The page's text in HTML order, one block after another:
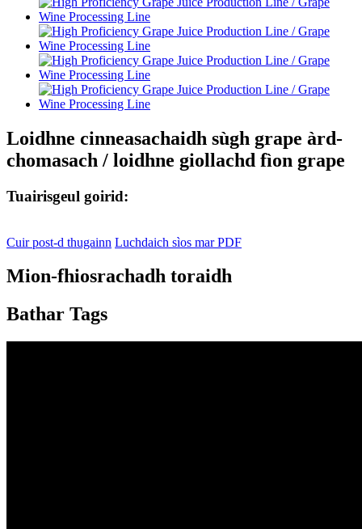
Loidhne cinneasachaidh sùgh grape àrd-
chomasach / loidhne giollachd fìon grape
Tuairisgeul goirid:
Cuir post-d thugainn Luchdaich sìos mar PDF
Mion-fhiosrachadh toraidh
Bathar Tags